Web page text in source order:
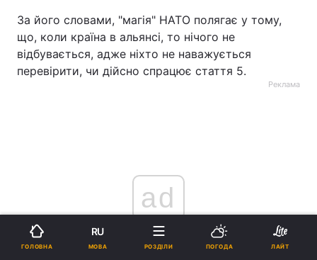
За його словами, "магія" НАТО полягає у тому,
що, коли країна в альянсі, то нічого не
відбувається, адже ніхто не наважується
перевірити, чи дійсно спрацює стаття 5.
Реклама
ad
ГОЛОВНА
RU
МОВА РОЗДІЛИ ПОГОДА ЛАЙТ